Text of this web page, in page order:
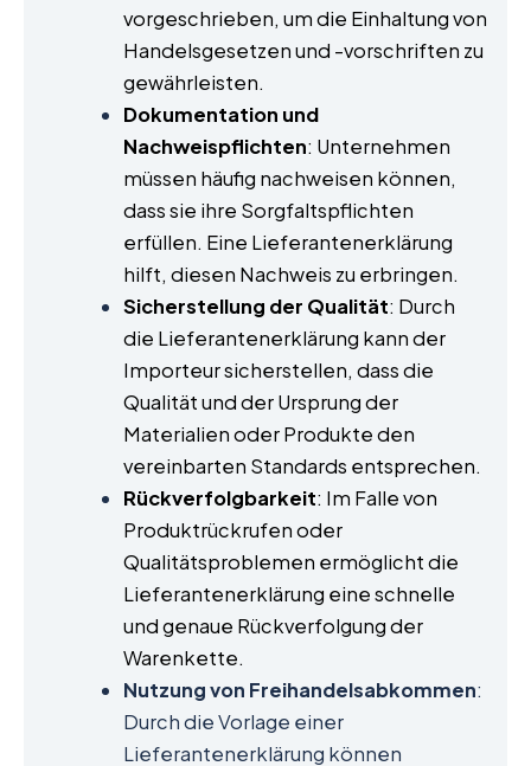
vorgeschrieben, um die Einhaltung von
Handelsgesetzen und -vorschriften zu
gewährleisten.
Dokumentation und
Nachweispflichten: Unternehmen
müssen häufig nachweisen können,
dass sie ihre Sorgfaltspflichten
erfüllen. Eine Lieferantenerklärung
hilft, diesen Nachweis zu erbringen.
Sicherstellung der Qualität: Durch
die Lieferantenerklärung kann der
Importeur sicherstellen, dass die
Qualität und der Ursprung der
Materialien oder Produkte den
vereinbarten Standards entsprechen.
Rückverfolgbarkeit: Im Falle von
Produktrückrufen oder
Qualitätsproblemen ermöglicht die
Lieferantenerklärung eine schnelle
und genaue Rückverfolgung der
Warenkette.
Nutzung von Freihandelsabkommen:
Durch die Vorlage einer
Lieferantenerklärung können